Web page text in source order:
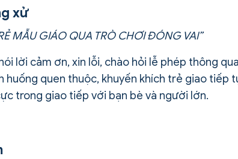
xử
MẪU GIÁO QUA TRÒ CHƠI ĐÓNG VAI”
lời cảm ơn, xin lỗi, chào hỏi lễ phép thông qua
huống quen thuộc, khuyến khích trẻ giao tiếp
trong giao tiếp với bạn bè và người lớn.